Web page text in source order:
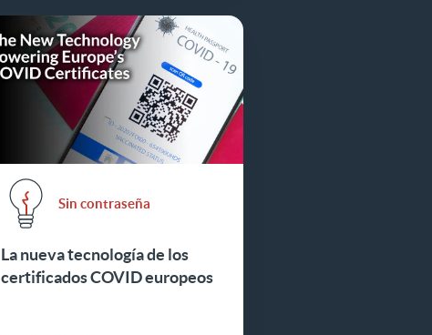
Sin contraseña
La nueva tecnología de los
certificados COVID europeos